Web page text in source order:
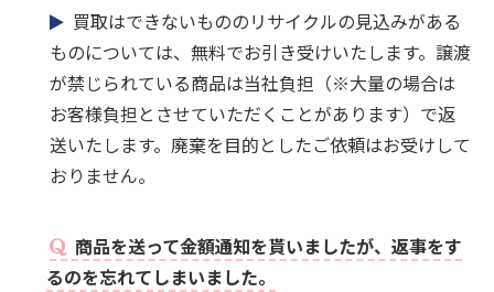
買取はできないもののリサイクルの見込みがある
ものについては、無料でお引き受けいたします。譲渡
が禁じられている商品は当社負担（※大量の場合は
お客様負担とさせていただくことがあります）で返
送いたします。廃棄を目的としたご依頼はお受けして
おりません。
商品を送って金額通知を貰いましたが、返事をす
るのを忘れてしまいました。